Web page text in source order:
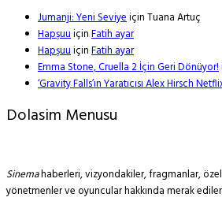
Jumanji: Yeni SeviyeiçinTuana Artuç
HapşuuiçinFatih ayar
HapşuuiçinFatih ayar
Emma Stone, Cruella 2 İçin Geri Dönüyor!
‘Gravity Falls’ın Yaratıcısı Alex Hirsch
Dolasim Menusu
Sinemahaberleri, vizyondakiler, fragmanlar,
yönetmenler ve oyuncular hakkında merak